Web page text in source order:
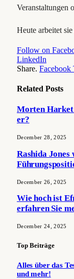
Veranstaltungen
Heute arbeitet
Follow on
LinkedIn
Share. Facebook
Related Posts
Morten Harket
er?
December 28, 2025
Rashida
December 26, 2025
Wie hoch ist
erfahren Sie
December 24, 2025
Top Beiträge
Alles über das
und mehr!